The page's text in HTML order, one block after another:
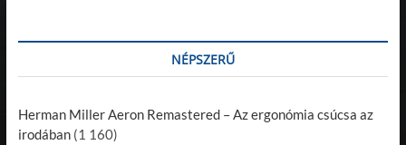
NÉPSZERŰ
Herman Miller Aeron Remastered – Az ergonómia csúcsa az
irodában (1 160)